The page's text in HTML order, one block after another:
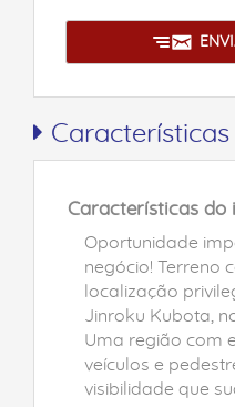
Características
Características do
Oportunidade
negócio! Terreno
localização
Jinroku Kubota,
Uma região com
veículos e
visibilidade que